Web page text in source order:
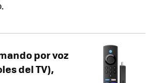
por voz
del TV),